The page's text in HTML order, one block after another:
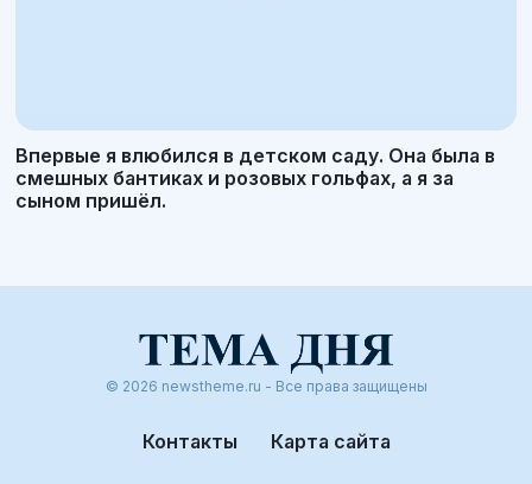
Впервые я влюбился в детском саду. Она была в
смешных бантиках и розовых гольфах, а я за
сыном пришёл.
© 2026 newstheme.ru - Все права защищены
Контакты Карта сайта